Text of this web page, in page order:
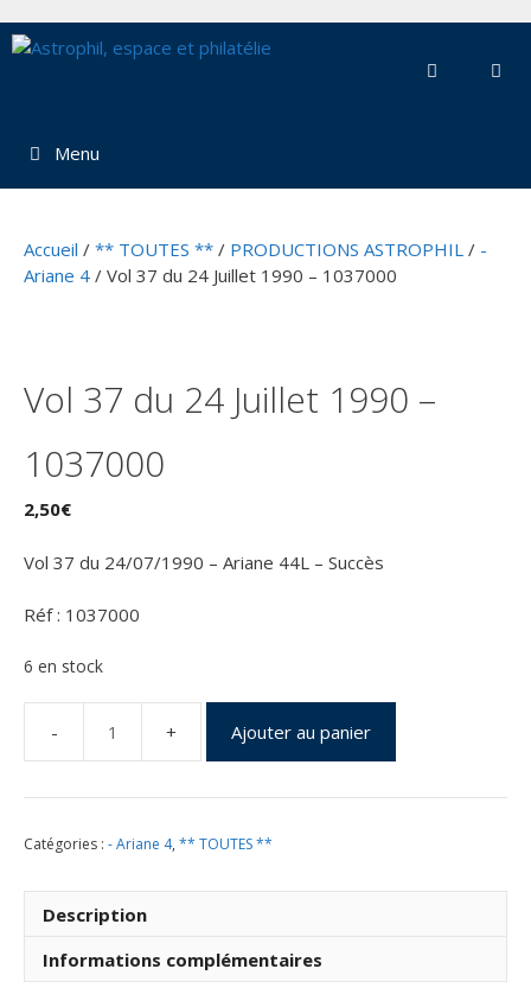
au
Menu
Accueil / ** TOUTES ** / PRODUCTIONS ASTROPHIL / -
Ariane 4 / Vol 37 du 24 Juillet 1990 – 1037000
Vol 37 du 24 Juillet 1990 –
1037000
2,50€
Vol 37 du 24/07/1990 – Ariane 44L – Succès
Réf : 1037000
6 en stock
quantité
de
Vol
du
-
1037000
Ajouter au panier
Catégories : - Ariane 4, ** TOUTES **
Description
Informations complémentaires